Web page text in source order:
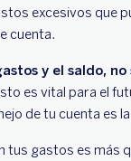
excesivos que
cuenta.
y el saldo,
es vital para el
de tu cuenta es
gastos es más